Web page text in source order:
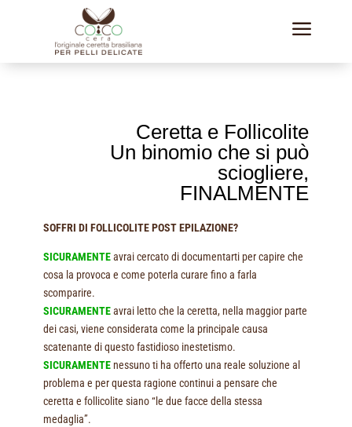
a
Ceretta e Follicolite
Un binomio che si può
sciogliere,
FINALMENTE
SOFFRI DI FOLLICOLITE POST EPILAZIONE?
SICURAMENTEavrai cercato di documentarti per capire che
cosa la provoca e come poterla curare fino a farla
scomparire.
SICURAMENTEavrai letto che la ceretta, nella maggior parte
dei casi, viene considerata come la principale causa
scatenante di questo fastidioso inestetismo.
SICURAMENTEnessuno ti ha offerto una reale soluzione al
problema e per questa ragione continui a pensare che
ceretta e follicolite siano “le due facce della stessa
medaglia”.